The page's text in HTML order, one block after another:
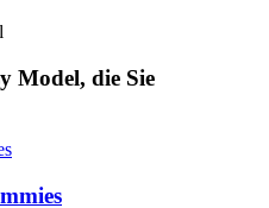
Model, die Sie